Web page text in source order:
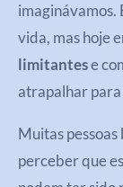
imaginávamos.
vida, mas hoje
limitantese
atrapalhar
Muitas
perceber que